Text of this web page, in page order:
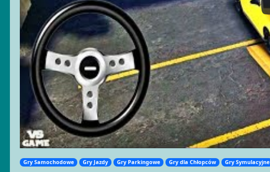
Gry Samochodowe Gry Jazdy Gry Parkingowe Gry dla Chłopców Gry Symulacyjne